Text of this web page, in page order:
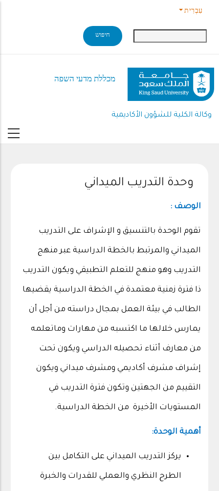
עִבְרִית
מכללת מדעי השפה
وكالة الكلية للشؤون الأكاديمية
وحدة التدريب الميداني
الوصف :
تقوم الوحدة بالتنسيق و الإشراف على التدريب
الميداني والمرتبط بالخطة الدراسية عبر منهج
التدريب وهو منهج للتعلم التطبيقي ويكون التدريب
ذا فترة زمنية معتمدة في الخطة الدراسية يقضيها
الطالب في بيئة العمل بمجال دراسته من أجل أن
يمارس خلالها ما اكتسبه من مهارات وماتعلمه
من معارف أثناء تحصيله الدراسي ويكون تحت
إشراف مشرف أكاديمي ومشرف ميداني ويكون
التقييم من الجهتين وتكون فترة التدريب في
المستويات الأخيرة من الخطة الدراسية.
أهمية الوحدة:
يركز التدريب الميداني على التكامل بين
الطرح النظري والعملي للقدرات والخبرة